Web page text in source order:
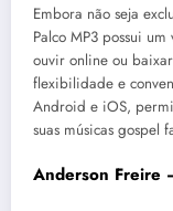
Embora não seja
Palco MP3 possui
ouvir online ou
flexibilidade e
Android e iOS,
suas músicas gospel
Anderson Freire